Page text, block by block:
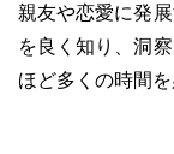
親友や恋愛に発
を良く知り、洞
ほど多くの時間